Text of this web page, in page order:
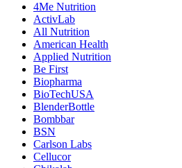
4Me Nutrition
ActivLab
All Nutrition
American Health
Applied Nutrition
Be First
Biopharma
BioTechUSA
BlenderBottle
Bombbar
BSN
Carlson Labs
Cellucor